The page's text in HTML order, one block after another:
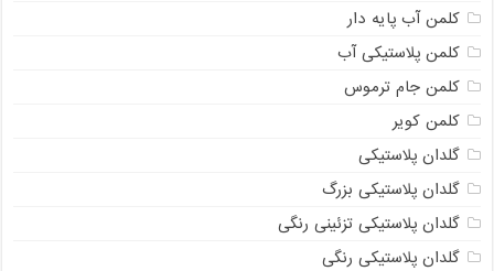
کلمن آب پایه دار
کلمن پلاستیکی آب
کلمن جام ترموس
کلمن کویر
گلدان پلاستیکی
گلدان پلاستیکی بزرگ
گلدان پلاستیکی تزئینی رنگی
گلدان پلاستیکی رنگی